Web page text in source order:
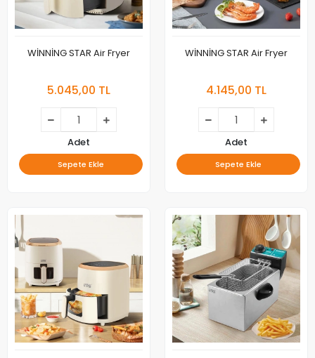
WİNNİNG STAR Air Fryer
5.045,00 TL
Adet
Sepete Ekle
WİNNİNG STAR Air Fryer
4.145,00 TL
Adet
Sepete Ekle